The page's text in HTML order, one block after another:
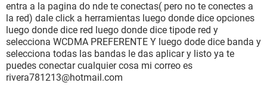
entra a la pagina do nde te conectas( pero no te conectes a
la red) dale click a herramientas luego donde dice opciones
luego donde dice red luego donde dice tipode red y
selecciona WCDMA PREFERENTE Y luego dode dice banda y
selecciona todas las bandas le das aplicar y listo ya te
puedes conectar cualquier cosa mi correo es
rivera781213@hotmail.com